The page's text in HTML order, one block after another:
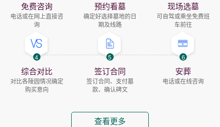
免费咨询
电话或在网上直接咨
询
预约看墓
确定好选择墓地的日
期及线路
现场选墓
可自驾或乘坐免费班
车前往
4
综合对比
对比各陵园情况确定
购买意向
5
签订合同
签订合同、支付墓
款、确认碑文
6
安葬
电话或在线咨询
查看更多